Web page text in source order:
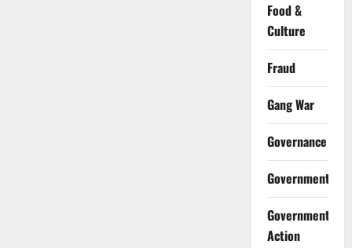
Food &
Culture
Fraud
Gang War
Governance
Government
Government
Action